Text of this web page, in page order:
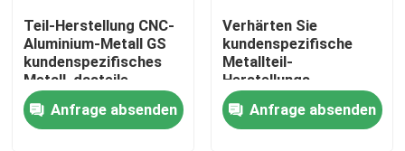
Startseite
Produkte
Teil-Herstellung CNC-
Aluminium-Metall GS
kundenspezifisches
Metall, dasteile
ISO9001 stempelt
Anfrage absenden
Verhärten Sie
kundenspezifische
Metallteil-
Herstellungs-
anodisierende
Aluminiumlegierung
CNC-Maschinen-Teile
Anfrage absenden